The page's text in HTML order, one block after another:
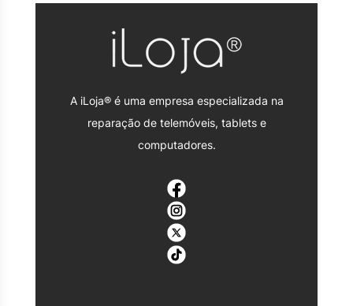
A iLoja® é uma empresa especializada na
reparação de telemóveis, tablets e
computadores.